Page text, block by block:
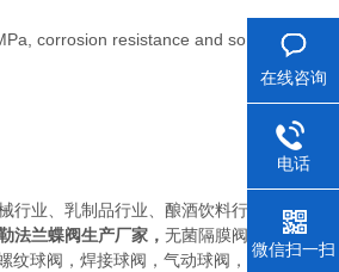
corrosion resistance and so on.
行业、乳制品行业、酿酒饮料行业以及
法兰蝶阀生产厂家， 无菌隔膜阀
卡箍
纹球阀，焊接球阀，气动球阀，法兰球
在线咨询
电话
微信扫一扫